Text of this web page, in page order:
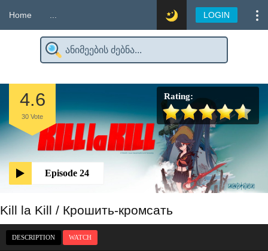
Home LOGIN
Episode 24
4.6
30 Vote
Rating:
Kill la Kill / Крошить-кромсать
DESCRIPTION WATCH